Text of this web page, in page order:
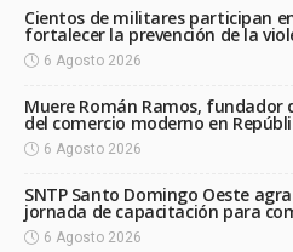
Cientos de militares participan
fortalecer la prevención de la
6 Agosto 2026
Muere Román Ramos, fundador
del comercio moderno en
6 Agosto 2026
SNTP Santo Domingo Oeste
jornada de capacitación para
6 Agosto 2026